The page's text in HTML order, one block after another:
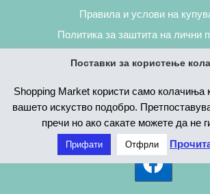
Правила и услови на
Политика за заштита на лични
Поставки за користење
Shopping Market користи само колачиња
вашето искуство подобро.
пречи но ако сакате можете да не
Прифати Отфрли